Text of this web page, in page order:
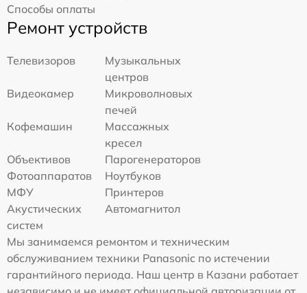
Способы оплаты
Ремонт устройств
Телевизоров
Музыкальных
центров
Видеокамер
Микроволновых
печей
Кофемашин
Массажных
кресел
Объективов
Парогенераторов
Фотоаппаратов
Ноутбуков
МФУ
Принтеров
Акустических
систем
Автомагнитол
Мы занимаемся ремонтом и техническим
обслуживанием техники Panasonic по истечении
гарантийного периода. Наш центр в Казани работает